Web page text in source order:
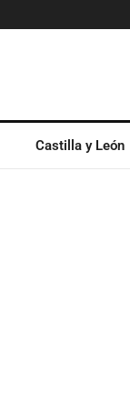
Castilla y León